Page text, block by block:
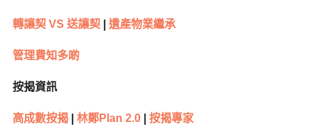
轉讓契VS 送讓契 遺產物業繼承
管理費知多啲
按揭資訊
高成數按揭| 林鄭Plan 2.0| 按揭專家